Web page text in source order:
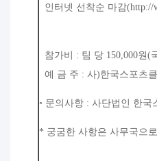
인터넷 선착순 마감(http://
참가비 : 팀 당 150,000원(
예 금 주 : 사)한국스포츠
◦ 문의사항 : 사단법인 한국
* 궁굼한 사항은 사무국으